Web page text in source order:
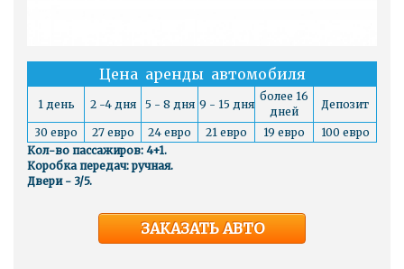
Цена аренды автомобиля
1 день 2 -4 дня 5 - 8 дня 9 - 15 дня
более 16
дней
Депозит
30 евро 27 евро 24 евро 21 евро 19 евро
100 евро
Кол-во пассажиров: 4+1.
Коробка передач: ручная.
Двери - 3/5.
ЗАКАЗАТЬ АВТО